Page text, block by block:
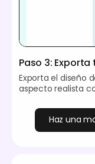
Paso 3:
Exporta el diseño
aspecto realista
Haz una